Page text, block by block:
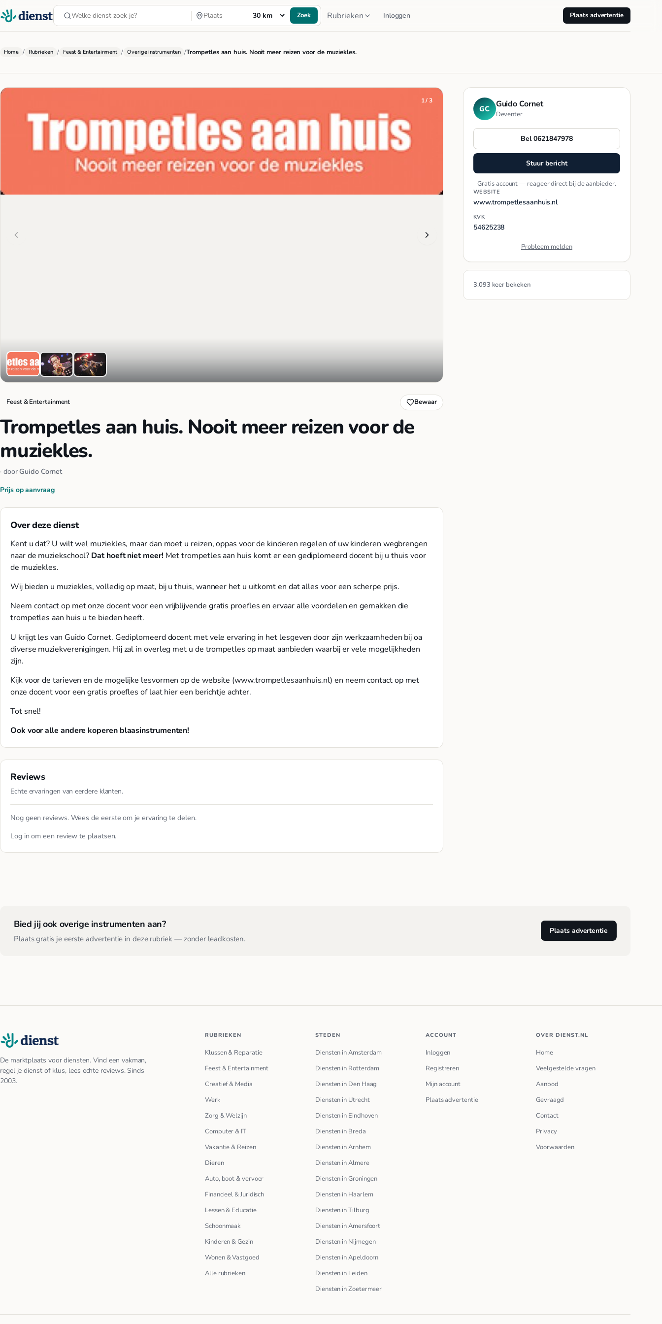
Zoek Rubrieken Inloggen Plaats advertentie
Home / Rubrieken / Feest & Entertainment / Overige instrumenten /Trompetles aan huis. Nooit meer reizen voor de muziekles.
1 / 3
Feest & Entertainment Bewaar
Trompetles aan huis. Nooit meer reizen voor de
muziekles.
· door Guido Cornet
Prijs op aanvraag
Over deze dienst
Kent u dat? U wilt wel muziekles, maar dan moet u reizen, oppas voor de kinderen regelen of uw kinderen wegbrengen
naar de muziekschool? Dat hoeft niet meer!Met trompetles aan huis komt er een gediplomeerd docent bij u thuis voor
de muziekles.
Wij bieden u muziekles, volledig op maat, bij u thuis, wanneer het u uitkomt en dat alles voor een scherpe prijs.
Neem contact op met onze docent voor een vrijblijvende gratis proefles en ervaar alle voordelen en gemakken die
trompetles aan huis u te bieden heeft.
U krijgt les van Guido Cornet. Gediplomeerd docent met vele ervaring in het lesgeven door zijn werkzaamheden bij oa
diverse muziekverenigingen. Hij zal in overleg met u de trompetles op maat aanbieden waarbij er vele mogelijkheden
zijn.
Kijk voor de tarieven en de mogelijke lesvormen op de website (www.trompetlesaanhuis.nl) en neem contact op met
onze docent voor een gratis proefles of laat hier een berichtje achter.
Tot snel!
Ook voor alle andere koperen blaasinstrumenten!
Reviews
Echte ervaringen van eerdere klanten.
Nog geen reviews. Wees de eerste om je ervaring te delen.
Log in om een review te plaatsen.
GC Guido Cornet
Deventer
Bel 0621847978
Stuur bericht
Gratis account — reageer direct bij de aanbieder.
WEBSITE
www.trompetlesaanhuis.nl
KVK
54625238
Probleem melden
3.093 keer bekeken
Bied jij ook overige instrumenten aan?
Plaats gratis je eerste advertentie in deze rubriek — zonder leadkosten.
Plaats advertentie
De marktplaats voor diensten. Vind een vakman,
regel je dienst of klus, lees echte reviews. Sinds
2003.
RUBRIEKEN
Klussen & Reparatie
Feest & Entertainment
Creatief & Media
Werk
Zorg & Welzijn
Computer & IT
Vakantie & Reizen
Dieren
Auto, boot & vervoer
Financieel & Juridisch
Lessen & Educatie
Schoonmaak
Kinderen & Gezin
Wonen & Vastgoed
Alle rubrieken
STEDEN
Diensten in Amsterdam
Diensten in Rotterdam
Diensten in Den Haag
Diensten in Utrecht
Diensten in Eindhoven
Diensten in Breda
Diensten in Arnhem
Diensten in Almere
Diensten in Groningen
Diensten in Haarlem
Diensten in Tilburg
Diensten in Amersfoort
Diensten in Nijmegen
Diensten in Apeldoorn
Diensten in Leiden
Diensten in Zoetermeer
ACCOUNT
Inloggen
Registreren
Mijn account
Plaats advertentie
OVER DIENST.NL
Home
Veelgestelde vragen
Aanbod
Gevraagd
Contact
Privacy
Voorwaarden